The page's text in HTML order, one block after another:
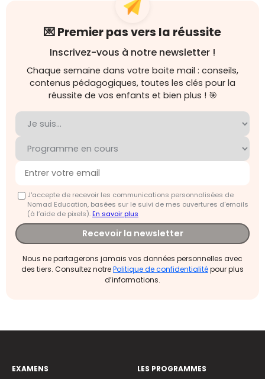
💌 Premier pas vers la réussite
Inscrivez-vous à notre newsletter !
Chaque semaine dans votre boite mail : conseils,
contenus pédagogiques, toutes les clés pour la
réussite de vos enfants et bien plus ! 🎯
J'accepte de recevoir les communications personnalisées de
Nomad Education, basées sur le suivi de mes ouvertures d'emails
(à l’aide de pixels).En savoir plus
Recevoir la newsletter
Nous ne partagerons jamais vos données personnelles avec
des tiers. Consultez notrePolitique de confidentialitépour plus
d’informations.
EXAMENS
LES PROGRAMMES